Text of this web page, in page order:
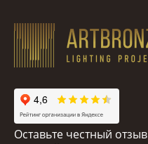
Оставьте честный отзыв